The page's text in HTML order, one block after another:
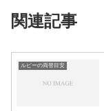
関連記事
ルピーの両替目安